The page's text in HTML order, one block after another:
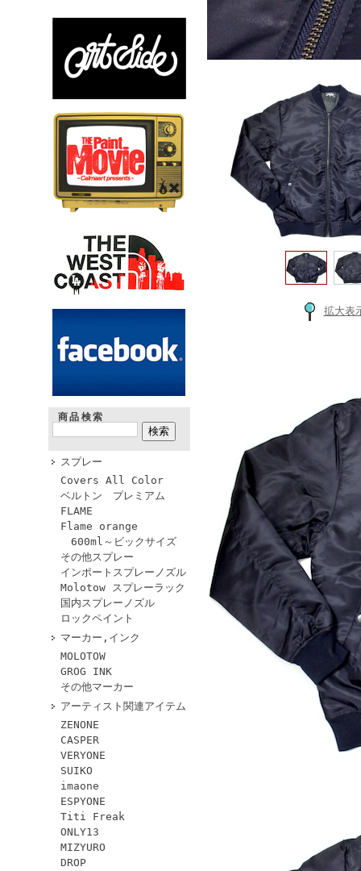
商品検索
スプレー
Covers All Color
ベルトン プレミアム
FLAME
Flame orange
600ml～ビックサイズ
その他スプレー
インポートスプレーノズル
Molotow スプレーラック
国内スプレーノズル
ロックペイント
マーカー,インク
MOLOTOW
GROG INK
その他マーカー
アーティスト関連アイテム
ZENONE
CASPER
VERYONE
SUIKO
imaone
ESPYONE
Titi Freak
ONLY13
MIZYURO
DROP
拡大表